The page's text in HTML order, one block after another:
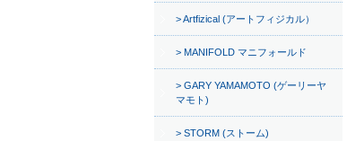
Artfizical (アートフィジカル）
MANIFOLD マニフォールド
GARY YAMAMOTO (ゲーリーヤ
マモト)
STORM (ストーム)